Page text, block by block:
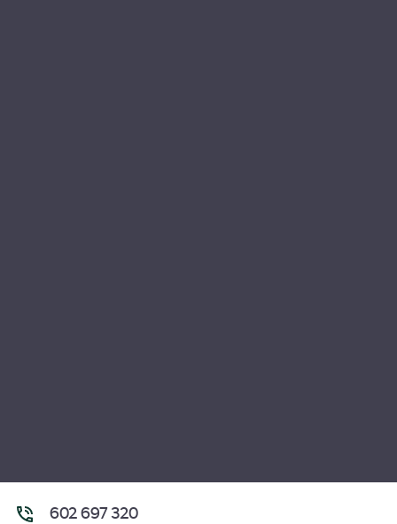
602 697 320